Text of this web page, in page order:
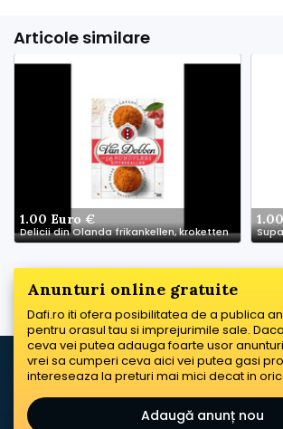
Articole similare
1.00 Euro €
Delicii din Olanda frikankellen, kroketten
Anunturi online gratuite
Dafi.ro iti ofera posibilitatea de a publica
pentru orasul tau si imprejurimile sale.
ceva vei putea adauga foarte usor
vrei sa cumperi ceva aici vei putea gasi
intereseaza la preturi mai mici decat in
Adaugă anunț nou